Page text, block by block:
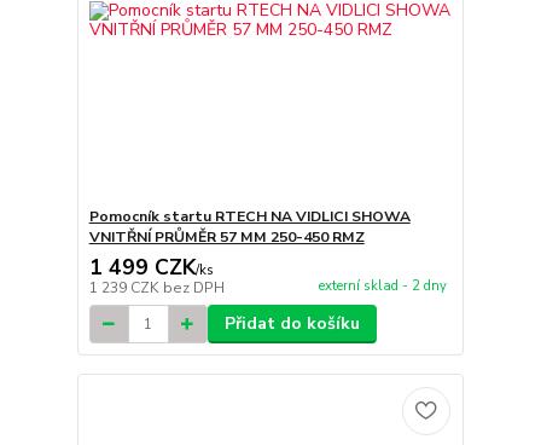
Pomocník startu RTECH NA VIDLICI SHOWA
VNITŘNÍ PRŮMĚR 57 MM 250-450 RMZ
1 499 CZK/ks
1 239 CZK bez DPH externí sklad - 2 dny
Přidat do košíku